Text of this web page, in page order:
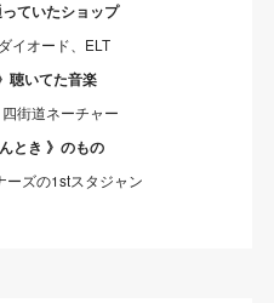
っていたショップ
イオード、ELT
聴いてた音楽
街道ネーチャー
とき 》のもの
ーズの1stスタジャン